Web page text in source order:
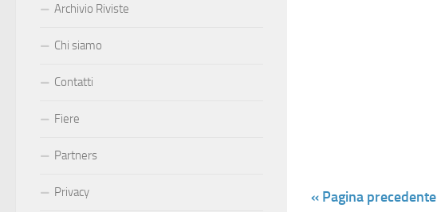
« Pagina precedente
Archivio Riviste
Chi siamo
Contatti
Fiere
Partners
Privacy